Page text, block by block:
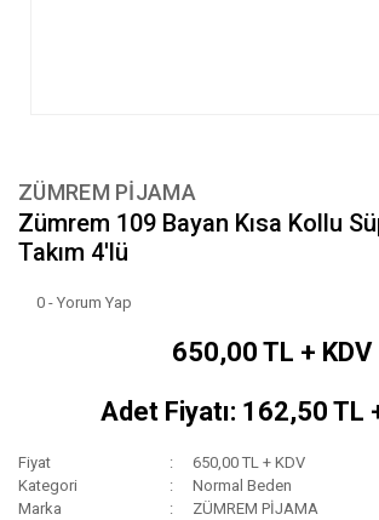
ZÜMREM PİJAMA
Zümrem 109 Bayan Kısa Kollu
Takım 4'lü
0 - Yorum Yap
650,00 TL + KDV
Adet Fiyatı: 162,50 TL
Fiyat
650,00 TL + KDV
Kategori
Normal Beden
Marka
ZÜMREM PİJAMA